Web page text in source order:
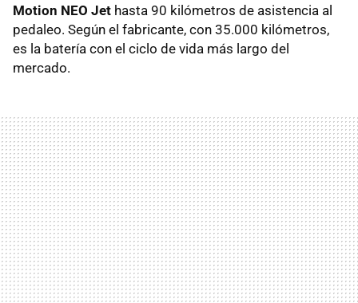
Motion NEO Jet hasta 90 kilómetros de asistencia al
pedaleo. Según el fabricante, con 35.000 kilómetros,
es la batería con el ciclo de vida más largo del
mercado.